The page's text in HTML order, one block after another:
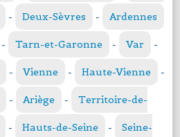
- Deux-Sèvres - Ardennes
- Tarn-et-Garonne - Var -
- Vienne - Haute-Vienne -
- Ariège - Territoire-de-
- Hauts-de-Seine - Seine-